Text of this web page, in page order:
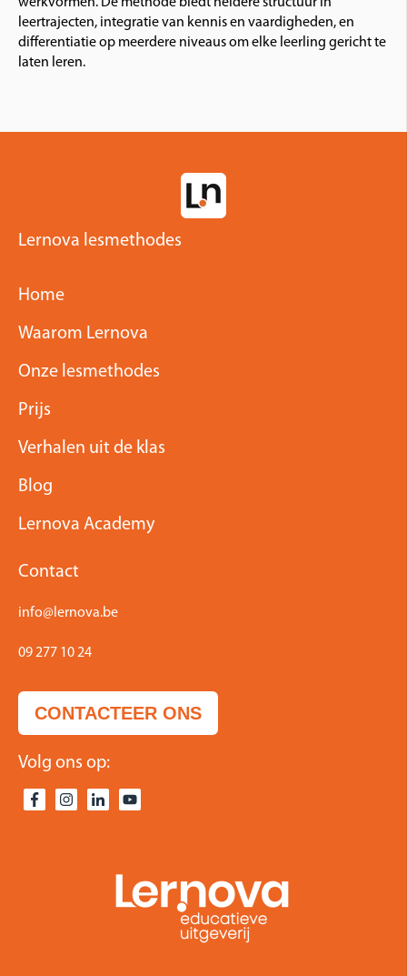
werkvormen. De methode biedt heldere structuur in
leertrajecten, integratie van kennis en vaardigheden, en
differentiatie op meerdere niveaus om elke leerling gericht te
laten leren.
Lernova lesmethodes
Home
Waarom Lernova
Onze lesmethodes
Prijs
Verhalen uit de klas
Blog
Lernova Academy
Contact
info@lernova.be
09 277 10 24
CONTACTEER ONS
Volg ons op: